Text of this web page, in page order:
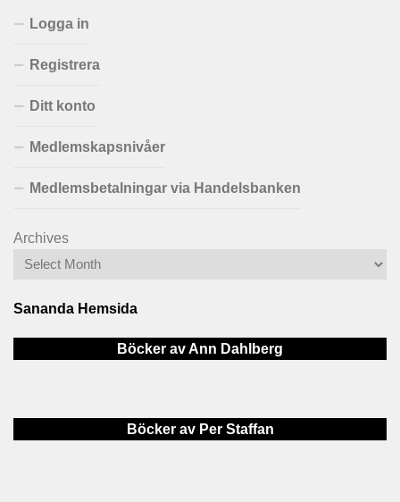
Logga in
Registrera
Ditt konto
Medlemskapsnivåer
Medlemsbetalningar via Handelsbanken
Archives
Sananda Hemsida
Böcker av Ann Dahlberg
Böcker av Per Staffan